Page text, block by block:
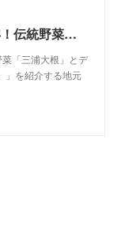
新プロジェクトは、命名100周年！伝統野菜「三浦大根」とデザイナー・髙島一精さんの「三浦大根BAG」｜地元良品JOURNEY-三浦半島篇-
「三浦大根」とデ
」を紹介する地元